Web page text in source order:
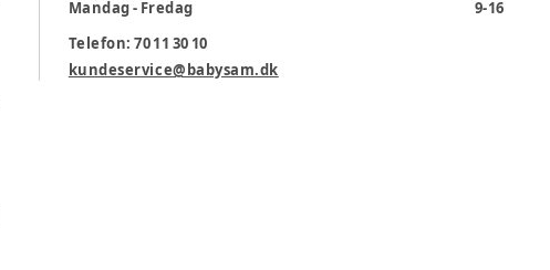
Mandag - Fredag
9-16
Telefon: 70 11 30 10
kundeservice@babysam.dk